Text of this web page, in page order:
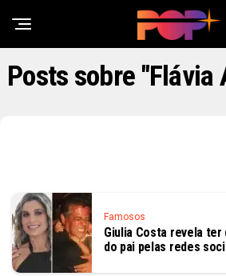
Posts sobre "Flávia
Famosos
Giulia Costa revela
do pai pelas redes